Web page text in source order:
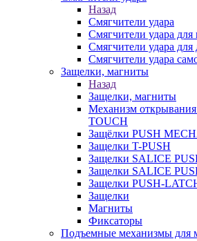
Назад
Смягчители удара
Смягчители удара для
Смягчители удара для
Cмягчители удара
Защелки, магниты
Назад
Защелки, магниты
Механизм
TOUCH
Защёлки PUSH
Защелки T-PUSH
Защелки SALICE
Защелки SALICE
Защелки PUSH-
Защелки
Магниты
Фиксаторы
Подъемные механизмы для